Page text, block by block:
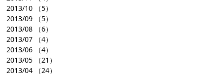
2013/10 （5）
2013/09 （5）
2013/08 （6）
2013/07 （4）
2013/06 （4）
2013/05 （21）
2013/04 （24）